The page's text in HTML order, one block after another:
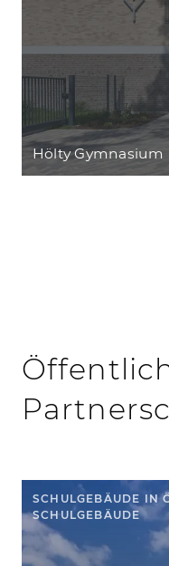
Hölty
SCHULGEBÄUDE IN
SCHULGEBÄUDE